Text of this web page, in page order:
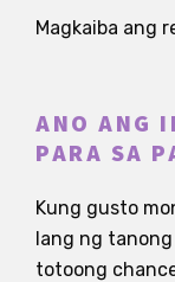
Magkaiba ang
ANO ANG
PARA SA
Kung gusto
lang ng tanong
totoong